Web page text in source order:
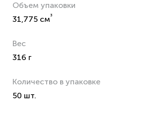
Объем упаковки
31,775 см³
Вес
316 г
Количество в упаковке
50 шт.